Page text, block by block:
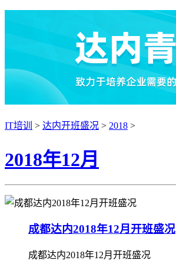
IT培训 > 达内开班盛况 > 2018 >
2018年12月
成都达内2018年12月开班盛况
成都达内2018年12月开班盛况